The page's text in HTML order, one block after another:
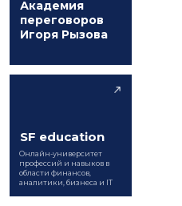
SF education
Онлайн-университет
профессий и навыков в
области финансов,
аналитики, бизнеса и IT
Академия
переговоров
Игоря Рызова